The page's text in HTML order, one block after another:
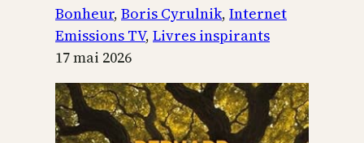
Boris
Cyrulnik,
petits
bonheurs
Bonheur, Boris Cyrulnik, Internet
Emissions TV, Livres inspirants
17 mai 2026